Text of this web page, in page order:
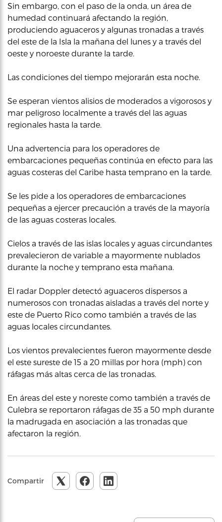
Sin embargo, con el paso de la onda, un área de
humedad continuará afectando la región,
produciendo aguaceros y algunas tronadas a través
del este de la Isla la mañana del lunes y a través del
oeste y noroeste durante la tarde.
Las condiciones del tiempo mejorarán esta noche.
Se esperan vientos alisios de moderados a vigorosos y
mar peligroso localmente a través del las aguas
regionales hasta la tarde.
Una advertencia para los operadores de
embarcaciones pequeñas continúa en efecto para las
aguas costeras del Caribe hasta temprano en la tarde.
Se les pide a los operadores de embarcaciones
pequeñas a ejercer precaución a través de la mayoría
de las aguas costeras locales.
Cielos a través de las islas locales y aguas circundantes
prevalecieron de variable a mayormente nublados
durante la noche y temprano esta mañana.
El radar Doppler detectó aguaceros dispersos a
numerosos con tronadas aisladas a través del norte y
este de Puerto Rico como también a través de las
aguas locales circundantes.
Los vientos prevalecientes fueron mayormente desde
el este sureste de 15 a 20 millas por hora (mph) con
ráfagas más altas cerca de las tronadas.
En áreas del este y noreste como también a través de
Culebra se reportaron ráfagas de 35 a 50 mph durante
la madrugada en asociación a las tronadas que
afectaron la región.
Compartir